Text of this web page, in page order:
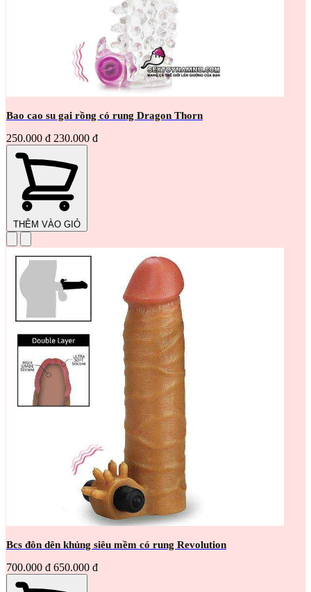
Bao cao su gai rồng có rung Dragon Thorn
250.000 đ 230.000 đ
THÊM VÀO GIỎ
Bcs đôn dên khủng siêu mềm có rung Revolution
700.000 đ 650.000 đ